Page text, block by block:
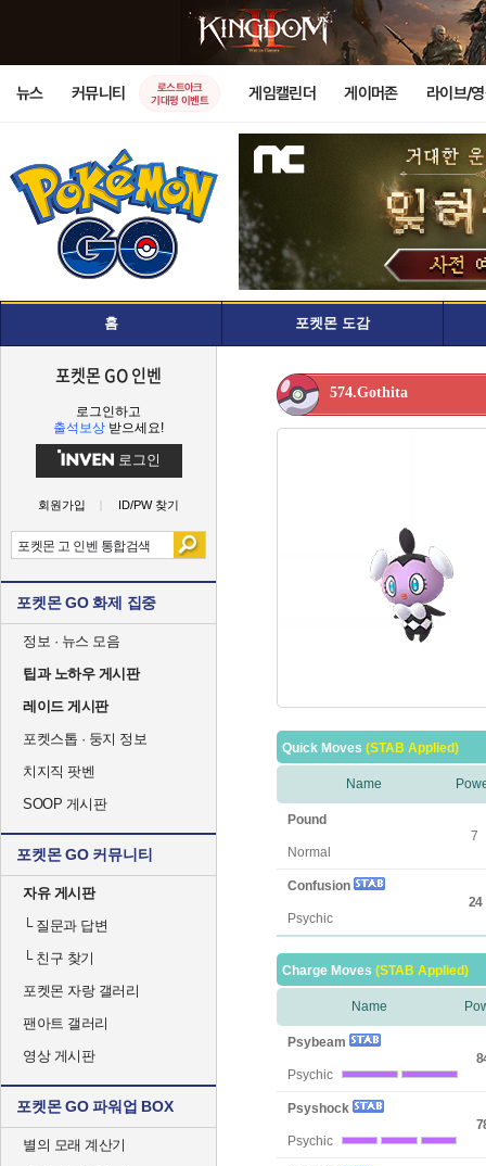
뉴스 커뮤니티
로스트아크
기대평 이벤트
게임캘린더 게이머존 라이브/
홈 포켓몬 도감
포켓몬 GO 인벤
로그인하고
출석보상 받으세요!
로그인
회원가입 ID/PW 찾기
포켓몬 GO 화제 집중
정보 · 뉴스 모음
팁과 노하우 게시판
레이드 게시판
포켓스톱 · 둥지 정보
치지직 팟벤
SOOP 게시판
포켓몬 GO 커뮤니티
자유 게시판
└질문과 답변
└친구 찾기
포켓몬 자랑 갤러리
팬아트 갤러리
영상 게시판
포켓몬 GO 파워업 BOX
별의 모래 계산기
574.Gothita
Quick Moves (STAB Applied)
Name
Pound
Normal
7
Confusion
Psychic
24
Charge Moves (STAB Applied)
Name
Psybeam
Psychic
Psyshock
Psychic